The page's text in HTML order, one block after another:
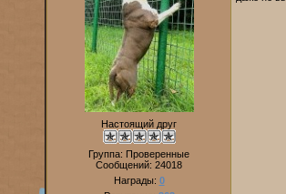
Настоящий друг
Группа: Проверенные
Сообщений: 24018
Награды: 0